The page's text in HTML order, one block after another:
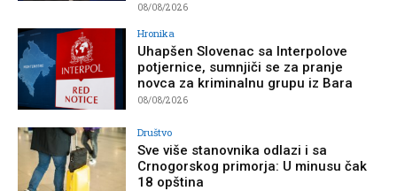
08/08/2026
Hronika
Uhapšen Slovenac sa Interpolove
potjernice, sumnjiči se za pranje
novca za kriminalnu grupu iz Bara
08/08/2026
Društvo
Sve više stanovnika odlazi i sa
Crnogorskog primorja: U minusu čak
18 opština